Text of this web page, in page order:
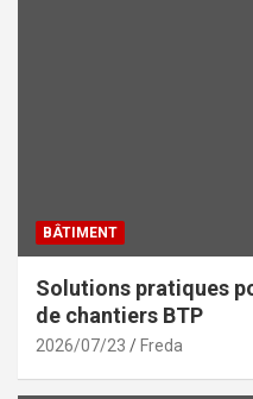
BÂTIMENT
Solutions pratiques
de chantiers BTP
2026/07/23 Freda